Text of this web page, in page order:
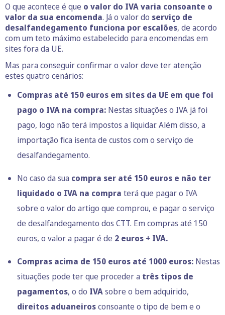
O que acontece é que o valor do IVA varia consoante o
valor da sua encomenda. Já o valor do serviço de
desalfandegamento funciona por escalões, de acordo
com um teto máximo estabelecido para encomendas em
sites fora da UE.
Mas para conseguir confirmar o valor deve ter atenção
estes quatro cenários:
Compras até 150 euros em sites da UE em que foi
pago o IVA na compra: Nestas situações o IVA já foi
pago, logo não terá impostos a liquidar. Além disso, a
importação fica isenta de custos com o serviço de
desalfandegamento.
No caso da sua compra ser até 150 euros e não ter
liquidado o IVA na compra terá que pagar o IVA
sobre o valor do artigo que comprou, e pagar o serviço
de desalfandegamento dos CTT. Em compras até 150
euros, o valor a pagar é de 2 euros + IVA.
Compras acima de 150 euros até 1000 euros: Nestas
situações pode ter que proceder a três tipos de
pagamentos, o do IVAsobre o bem adquirido,
direitos aduaneirosconsoante o tipo de bem e o